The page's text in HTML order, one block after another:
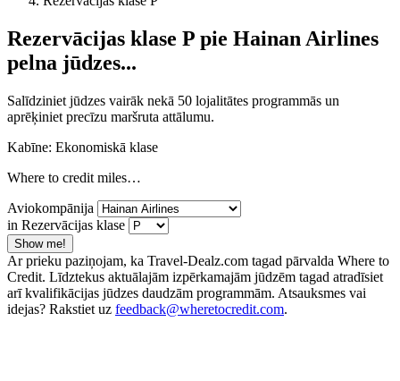
Rezervācijas klase P pie Hainan Airlines
pelna jūdzes...
Salīdziniet jūdzes vairāk nekā 50 lojalitātes programmās un
aprēķiniet precīzu maršruta attālumu.
Kabīne: Ekonomiskā klase
Where to credit miles…
Aviokompānija
in Rezervācijas klase
Show me!
Ar prieku paziņojam, ka Travel-Dealz.com tagad pārvalda Where to
Credit. Līdztekus aktuālajām izpērkamajām jūdzēm tagad atradīsiet
arī kvalifikācijas jūdzes daudzām programmām. Atsauksmes vai
idejas? Rakstiet uz feedback@wheretocredit.com.